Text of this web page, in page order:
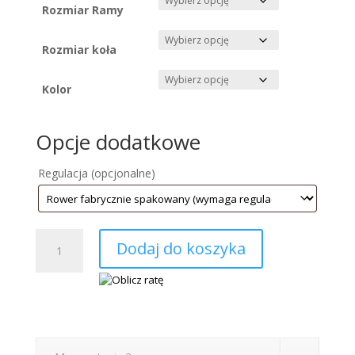
2550,00 zł
Rozmiar Ramy
Rozmiar koła
Kolor
Opcje dodatkowe
Regulacja (opcjonalne)
KELLYS
Dodaj do koszyka